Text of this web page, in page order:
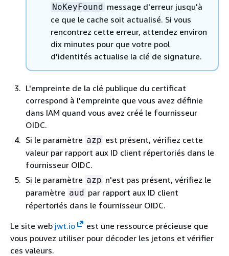
NoKeyFound message d'erreur jusqu'à
ce que le cache soit actualisé. Si vous
rencontrez cette erreur, attendez environ
dix minutes pour que votre pool
d'identités actualise la clé de signature.
L'empreinte de la clé publique du certificat
correspond à l'empreinte que vous avez définie
dans IAM quand vous avez créé le fournisseur
OIDC.
Si le paramètre azp est présent, vérifiez cette
valeur par rapport aux ID client répertoriés dans le
fournisseur OIDC.
Si le paramètre azp n'est pas présent, vérifiez le
paramètre aud par rapport aux ID client
répertoriés dans le fournisseur OIDC.
Le site web jwt.io
est une ressource précieuse que
vous pouvez utiliser pour décoder les jetons et vérifier
ces valeurs.